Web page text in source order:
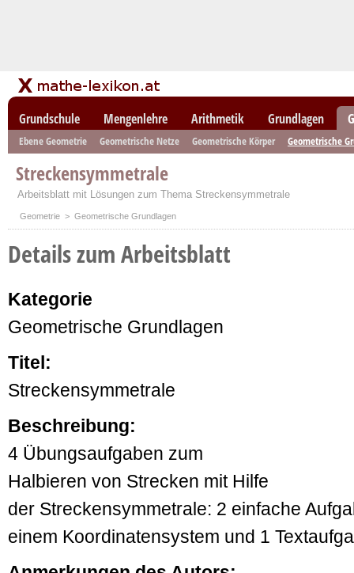
Grundschule Mengenlehre Arithmetik Grundlagen
Ebene Geometrie Geometrische Netze Geometrische Körper Geometrische
Streckensymmetrale
Arbeitsblatt mit Lösungen zum Thema Streckensymmetrale
Geometrie > Geometrische Grundlagen
Details zum Arbeitsblatt
Kategorie
Geometrische Grundlagen
Titel:
Streckensymmetrale
Beschreibung:
4 Übungsaufgaben zum
Halbieren von Strecken mit Hilfe
der Streckensymmetrale: 2 einfache
einem Koordinatensystem und 1